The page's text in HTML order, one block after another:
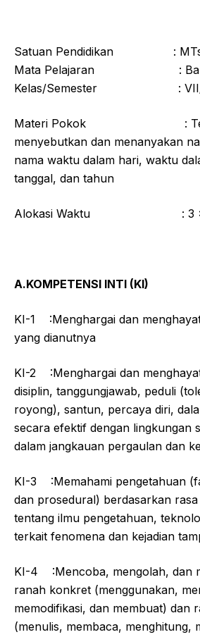
Satuan Pendidikan : MTs
Mata Pelajaran :
Kelas/Semester : VII/
Materi Pokok : Teks
menyebutkan dan menanyakan
nama waktu dalam hari, waktu
tanggal, dan tahun
Alokasi Waktu : 3 x
A.KOMPETENSI INTI (KI)
KI-1 :Menghargai dan
yang dianutnya
KI-2 :Menghargai dan
disiplin, tanggungjawab, peduli
royong), santun, percaya diri,
secara efektif dengan lingkungan
dalam jangkauan pergaulan dan
KI-3 :Memahami pengetahuan
dan prosedural) berdasarkan
tentang ilmu pengetahuan,
terkait fenomena dan kejadian
KI-4 :Mencoba, mengolah, dan
ranah konkret (menggunakan,
memodifikasi, dan membuat) dan
(menulis, membaca, menghitung,